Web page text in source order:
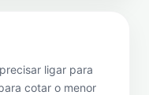
ligar para
cotar o menor